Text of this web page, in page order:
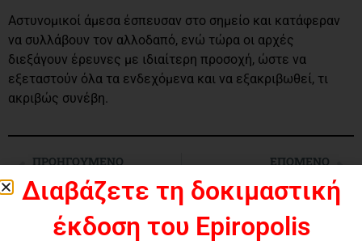
Αστυνομικοί άμεσα έσπευσαν στο σημείο και κατάφεραν
να συλλάβουν τον αλλοδαπό, ενώ τώρα οι αρχές
διεξάγουν έρευνες με ιδιαίτερη προσοχή, ώστε να
εξεταστούν όλα τα ενδεχόμενα και να εξακριβωθεί, τι
ακριβώς συνέβη.
ΠΡΟΗΓΟΎΜΕΝΟ ΕΠΌΜΕΝΟ
Διαβάζετε τη δοκιμαστική
έκδοση του Epiropolis